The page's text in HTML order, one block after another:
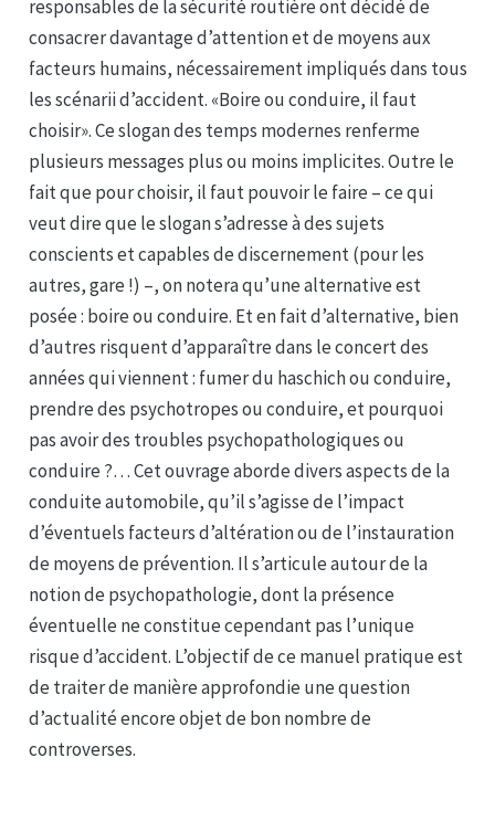
responsables de la sécurité routière ont décidé de
consacrer davantage d’attention et de moyens aux
facteurs humains, nécessairement impliqués dans tous
les scénarii d’accident. «Boire ou conduire, il faut
choisir». Ce slogan des temps modernes renferme
plusieurs messages plus ou moins implicites. Outre le
fait que pour choisir, il faut pouvoir le faire – ce qui
veut dire que le slogan s’adresse à des sujets
conscients et capables de discernement (pour les
autres, gare !) –, on notera qu’une alternative est
posée : boire ou conduire. Et en fait d’alternative, bien
d’autres risquent d’apparaître dans le concert des
années qui viennent : fumer du haschich ou conduire,
prendre des psychotropes ou conduire, et pourquoi
pas avoir des troubles psychopathologiques ou
conduire ?… Cet ouvrage aborde divers aspects de la
conduite automobile, qu’il s’agisse de l’impact
d’éventuels facteurs d’altération ou de l’instauration
de moyens de prévention. Il s’articule autour de la
notion de psychopathologie, dont la présence
éventuelle ne constitue cependant pas l’unique
risque d’accident. L’objectif de ce manuel pratique est
de traiter de manière approfondie une question
d’actualité encore objet de bon nombre de
controverses.